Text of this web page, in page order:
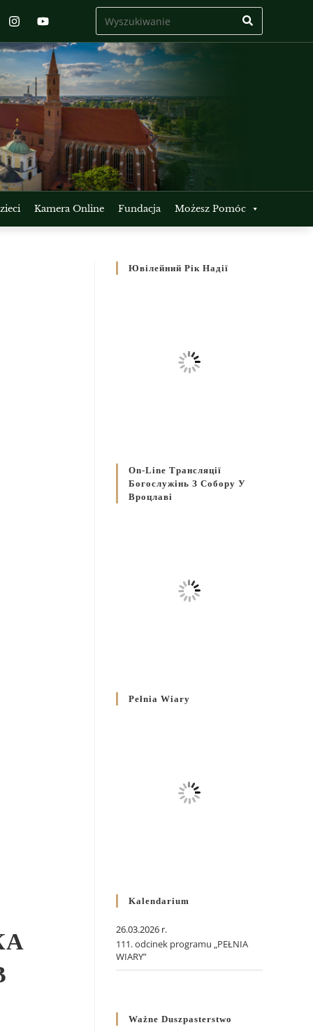
Kamera Online Fundacja Możesz Pomóc
Ювілейний Рік Надії
On-Line Трансляції
Богослужінь З Собору У
Вроцлаві
Pełnia Wiary
Kalendarium
26.03.2026 r.
111. odcinek programu „PEŁNIA
WIARY”
Ważne Duszpasterstwo